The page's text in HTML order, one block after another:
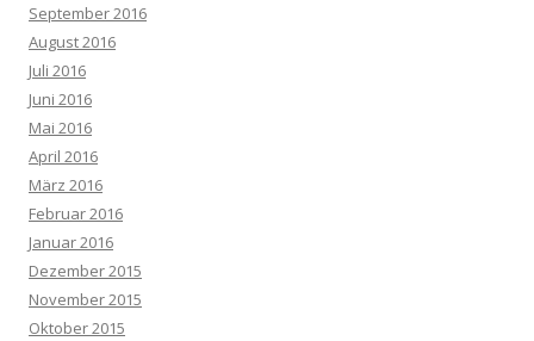
September 2016
August 2016
Juli 2016
Juni 2016
Mai 2016
April 2016
März 2016
Februar 2016
Januar 2016
Dezember 2015
November 2015
Oktober 2015